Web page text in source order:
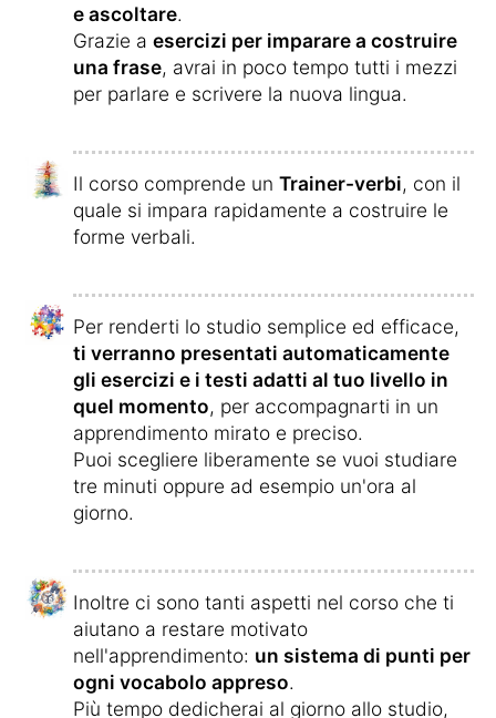
e ascoltare.
Grazie a esercizi per imparare a costruire
una frase, avrai in poco tempo tutti i mezzi
per parlare e scrivere la nuova lingua.
Il corso comprende un Trainer-verbi, con il
quale si impara rapidamente a costruire le
forme verbali.
Per renderti lo studio semplice ed efficace,
ti verranno presentati automaticamente
gli esercizi e i testi adatti al tuo livello in
quel momento, per accompagnarti in un
apprendimento mirato e preciso.
Puoi scegliere liberamente se vuoi studiare
tre minuti oppure ad esempio un'ora al
giorno.
Inoltre ci sono tanti aspetti nel corso che ti
aiutano a restare motivato
nell'apprendimento: un sistema di punti per
ogni vocabolo appreso.
Più tempo dedicherai al giorno allo studio,